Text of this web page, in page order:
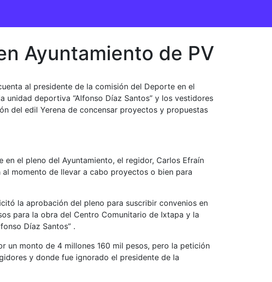
Ayuntamiento de PV
al presidente de la comisión del Deporte en el
deportiva “Alfonso Díaz Santos” y los vestidores
del edil Yerena de concensar proyectos y propuestas
el pleno del Ayuntamiento, el regidor, Carlos Efraín
momento de llevar a cabo proyectos o bien para
la aprobación del pleno para suscribir convenios en
para la obra del Centro Comunitario de Ixtapa y la
Díaz Santos” .
un monto de 4 millones 160 mil pesos, pero la petición
y donde fue ignorado el presidente de la